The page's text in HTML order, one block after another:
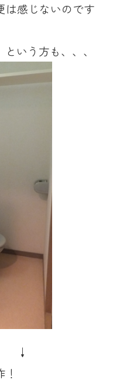
は感じないのです
いう方も、、、